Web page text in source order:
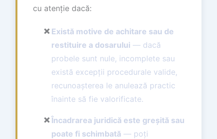
cu atenție dacă:
✗ Există motive de achitare sau de
restituire a dosarului — dacă
probele sunt nule, incomplete sau
există excepții procedurale valide,
recunoașterea le anulează practic
înainte să fie valorificate.
✗Încadrarea juridică este greșită sau
poate fi schimbată — poți